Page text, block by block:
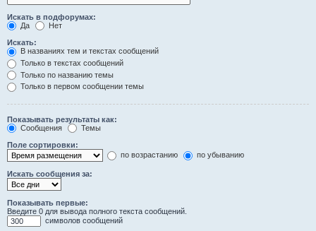
Искать в подфорумах:
Да
Нет
Искать:
В названиях тем и текстах сообщений
Только в текстах сообщений
Только по названию темы
Только в первом сообщении темы
Показывать результаты как:
Сообщения
Темы
Поле сортировки:
по возрастанию
по убыванию
Искать сообщения за:
Показывать первые:
Введите 0 для вывода полного текста сообщений.
символов сообщений